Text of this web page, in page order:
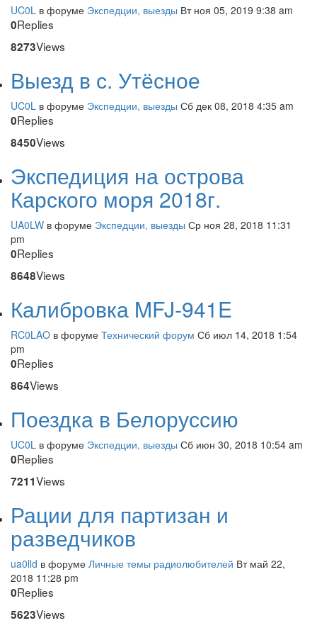
UC0L в форуме Экспедции, выезды Вт ноя 05, 2019 9:38 am
0Replies
8273Views
Выезд в с. Утёсное
UC0L в форуме Экспедции, выезды Сб дек 08, 2018 4:35 am
0Replies
8450Views
Экспедиция на острова
Карского моря 2018г.
UA0LW в форуме Экспедции, выезды Ср ноя 28, 2018 11:31
pm
0Replies
8648Views
Калибровка MFJ-941E
RC0LAO в форуме Технический форум Сб июл 14, 2018 1:54
pm
0Replies
864Views
Поездка в Белоруссию
UC0L в форуме Экспедции, выезды Сб июн 30, 2018 10:54 am
0Replies
7211Views
Рации для партизан и
разведчиков
ua0lld в форуме Личные темы радиолюбителей Вт май 22,
2018 11:28 pm
0Replies
5623Views